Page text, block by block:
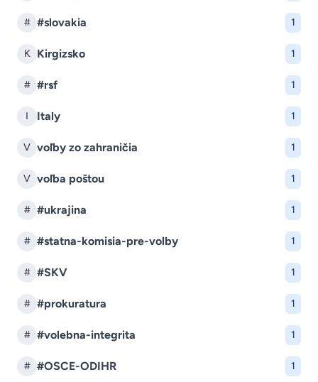
# #slovakia 1
K Kirgizsko 1
# #rsf 1
I Italy 1
V voľby zo zahraničia 1
V voľba poštou 1
# #ukrajina 1
# #statna-komisia-pre-volby 1
# #SKV 1
# #prokuratura 1
# #volebna-integrita 1
# #OSCE-ODIHR 1